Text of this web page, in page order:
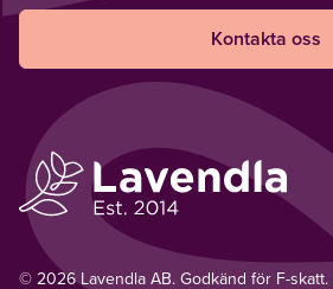
Kontakta oss
© 2026 Lavendla AB. Godkänd för F-skatt.